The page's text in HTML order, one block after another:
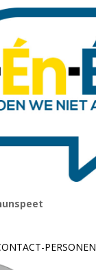
PERSONEN